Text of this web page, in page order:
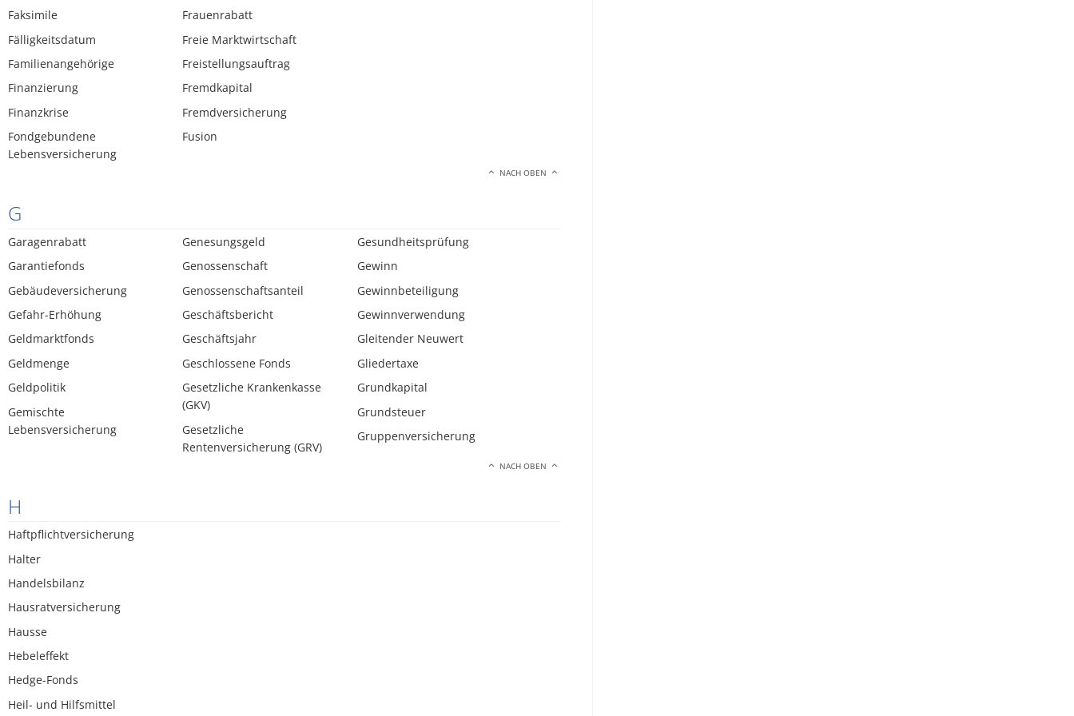
Faksimile
Fälligkeitsdatum
Familienangehörige
Finanzierung
Finanzkrise
Fondgebundene
Lebensversicherung
Frauenrabatt
Freie Marktwirtschaft
Freistellungsauftrag
Fremdkapital
Fremdversicherung
Fusion
NACH OBEN
G
Garagenrabatt
Garantiefonds
Gebäudeversicherung
Gefahr-Erhöhung
Geldmarktfonds
Geldmenge
Geldpolitik
Gemischte
Lebensversicherung
Genesungsgeld
Genossenschaft
Genossenschaftsanteil
Geschäftsbericht
Geschäftsjahr
Geschlossene Fonds
Gesetzliche Krankenkasse
(GKV)
Gesetzliche
Rentenversicherung (GRV)
Gesundheitsprüfung
Gewinn
Gewinnbeteiligung
Gewinnverwendung
Gleitender Neuwert
Gliedertaxe
Grundkapital
Grundsteuer
Gruppenversicherung
NACH OBEN
H
Haftpflichtversicherung
Halter
Handelsbilanz
Hausratversicherung
Hausse
Hebeleffekt
Hedge-Fonds
Heil- und Hilfsmittel